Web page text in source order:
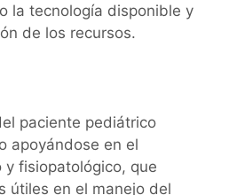
la tecnología disponible y
de los recursos.
paciente pediátrico
apoyándose en el
y fisiopatológico, que
útiles en el manejo del